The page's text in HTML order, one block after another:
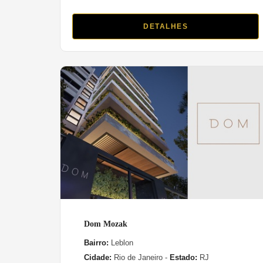
DETALHES
Dom Mozak
Bairro: Leblon
Cidade: Rio de Janeiro - Estado: RJ